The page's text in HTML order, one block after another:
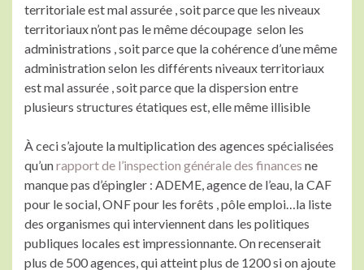
territoriale est mal assurée , soit parce que les niveaux
territoriaux n’ont pas le même découpage selon les
administrations , soit parce que la cohérence d’une même
administration selon les différents niveaux territoriaux
est mal assurée , soit parce que la dispersion entre
plusieurs structures étatiques est, elle même illisible
À ceci s’ajoute la multiplication des agences spécialisées
qu’unrapport de l’inspection générale des finances ne
manque pas d’épingler : ADEME, agence de l’eau, la CAF
pour le social, ONF pour les forêts , pôle emploi…la liste
des organismes qui interviennent dans les politiques
publiques locales est impressionnante. On recenserait
plus de 500 agences, qui atteint plus de 1200 si on ajoute